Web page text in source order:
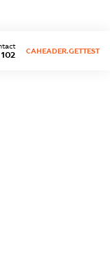
CAHEADER.GETTEST